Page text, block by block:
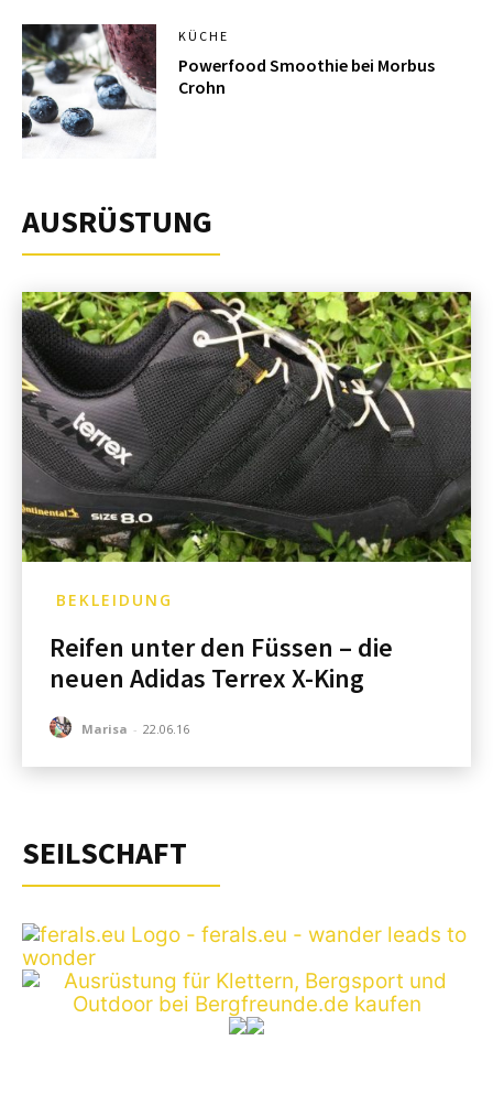
KÜCHE
Powerfood Smoothie bei Morbus
Crohn
AUSRÜSTUNG
BEKLEIDUNG
Reifen unter den Füssen – die
neuen Adidas Terrex X-King
Marisa - 22.06.16
SEILSCHAFT